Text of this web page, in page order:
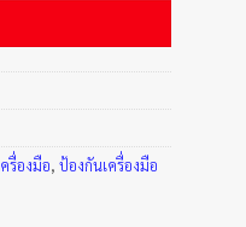
รื่องมือ,ป้องกันเครื่องมือ